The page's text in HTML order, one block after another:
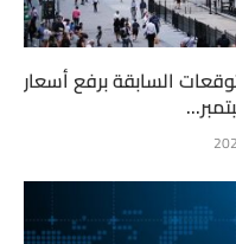
السابقة برفع أسعار